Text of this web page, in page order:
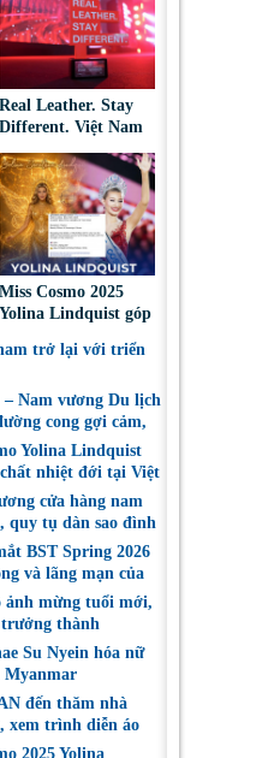
Real Leather. Stay
Different. Việt Nam
2026: Tôn vinh sáng
tạo da thuộc và thời
trang bền vững
Miss Cosmo 2025
Yolina Lindquist góp
Nhân Đẹp Nhất Năm
trở lại với triển
Nam vương Du lịch
cong gợi cảm,
Yolina Lindquist
nhiệt đới tại Việt
cửa hàng nam
quy tụ dàn sao đình
BST Spring 2026
và lãng mạn của
mừng tuổi mới,
thành
Su Nyein hóa nữ
Myanmar
đến thăm nhà
xem trình diễn áo
2025 Yolina